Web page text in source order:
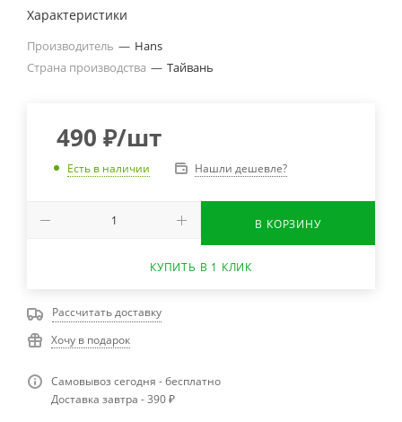
Характеристики
Производитель — Hans
Страна производства — Тайвань
490 ₽/шт
Есть в наличии Нашли дешевле?
В КОРЗИНУ
КУПИТЬ В 1 КЛИК
Рассчитать доставку
Хочу в подарок
Самовывоз сегодня - бесплатно
Доставка завтра - 390 ₽